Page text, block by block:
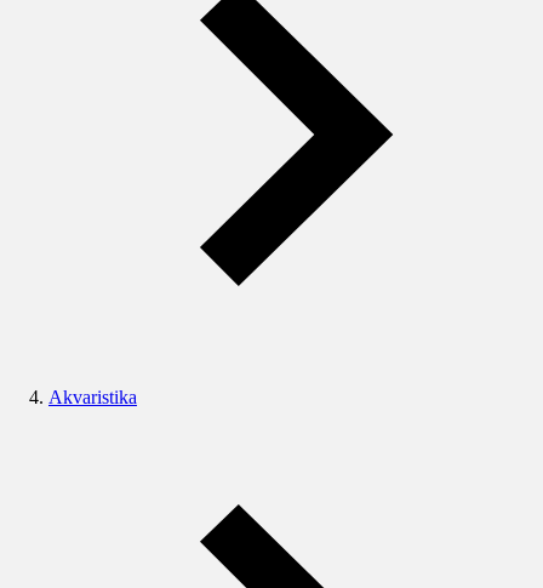
Akvaristika